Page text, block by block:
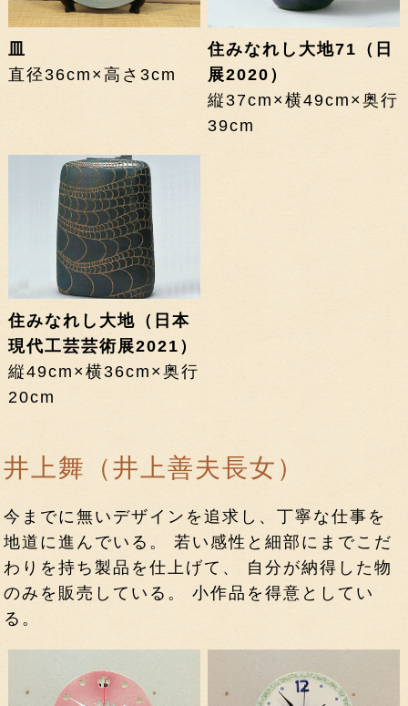
皿
直径36cm×高さ3cm
住みなれし大地71（日
展2020）
縦37cm×横49cm×奥行
39cm
住みなれし大地（日本
現代工芸芸術展2021）
縦49cm×横36cm×奥行
20cm
井上舞（井上善夫長女）
今までに無いデザインを追求し、丁寧な仕事を
地道に進んでいる。 若い感性と細部にまでこだ
わりを持ち製品を仕上げて、 自分が納得した物
のみを販売している。 小作品を得意としてい
る。